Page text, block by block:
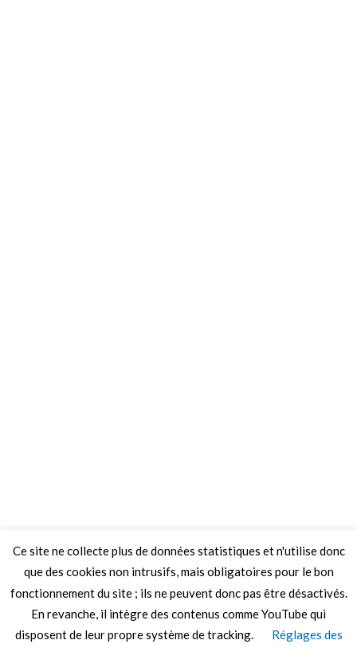
Ce site ne collecte plus de données statistiques et n'utilise donc
que des cookies non intrusifs, mais obligatoires pour le bon
fonctionnement du site ; ils ne peuvent donc pas être désactivés.
En revanche, il intègre des contenus comme YouTube qui
disposent de leur propre système de tracking.
Réglages des